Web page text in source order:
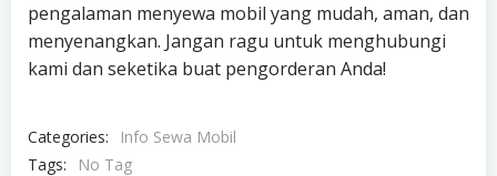
pengalaman menyewa mobil yang mudah, aman, dan
menyenangkan. Jangan ragu untuk menghubungi
kami dan seketika buat pengorderan Anda!
Categories:
Info Sewa Mobil
Tags:
No Tag